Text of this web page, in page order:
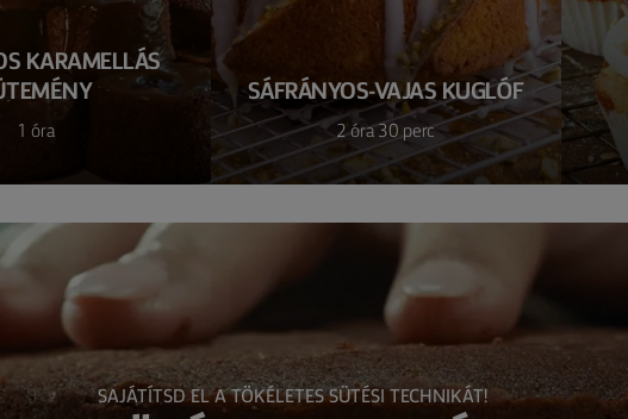
KARAMELLÁS
1 óra
SÁFRÁNYOS-VAJAS KUGLÓF
2 óra 30 perc
SAJÁTÍTSD EL A TÖKÉLETES SÜTÉSI TECHNIKÁT!